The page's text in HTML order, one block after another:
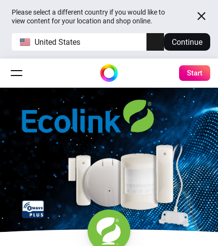
Please select a different country if you would like to
view content for your location and shop online.
United States Continue
Start